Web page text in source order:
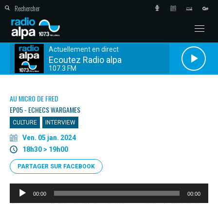
Actuellement en direct
Ecoutez Radio alpa
107.3 FM
AU MICRO DE FRED
EP05 - ECHECS WARGAMES
CULTURE INTERVIEW
Ven. 05 jan. 2024
18h30 > 19h00
PARTAGER SUR FACEBOOK
Lecteur
00:00 00:00